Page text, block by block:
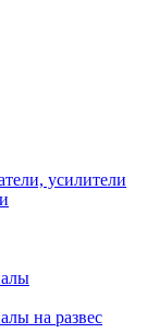
усилители
на развес